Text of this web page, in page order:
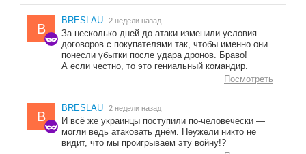
B
BRESLAU 2 недели назад
За несколько дней до атаки изменили условия
договоров с покупателями так, чтобы именно они
понесли убытки после удара дронов. Браво!
А если честно, то это гениальный командир.
Посмотреть
B
BRESLAU 2 недели назад
И всё же украинцы поступили по-человечески —
могли ведь атаковать днём. Неужели никто не
видит, что мы проигрываем эту войну!?